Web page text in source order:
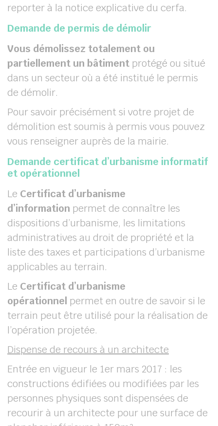
reporter à la notice explicative du cerfa.
Demande de permis de démolir
Vous démolissez totalement ou
partiellement un bâtiment protégé ou situé
dans un secteur où a été institué le permis
de démolir.
Pour savoir précisément si votre projet de
démolition est soumis à permis vous pouvez
vous renseigner auprès de la mairie.
Demande certificat d’urbanisme informatif
et opérationnel
Le Certificat d’urbanisme
d’information permet de connaître les
dispositions d’urbanisme, les limitations
administratives au droit de propriété et la
liste des taxes et participations d’urbanisme
applicables au terrain.
Le Certificat d’urbanisme
opérationnel permet en outre de savoir si le
terrain peut être utilisé pour la réalisation de
l’opération projetée.
Dispense de recours à un architecte
Entrée en vigueur le 1er mars 2017 : les
constructions édifiées ou modifiées par les
personnes physiques sont dispensées de
recourir à un architecte pour une surface de